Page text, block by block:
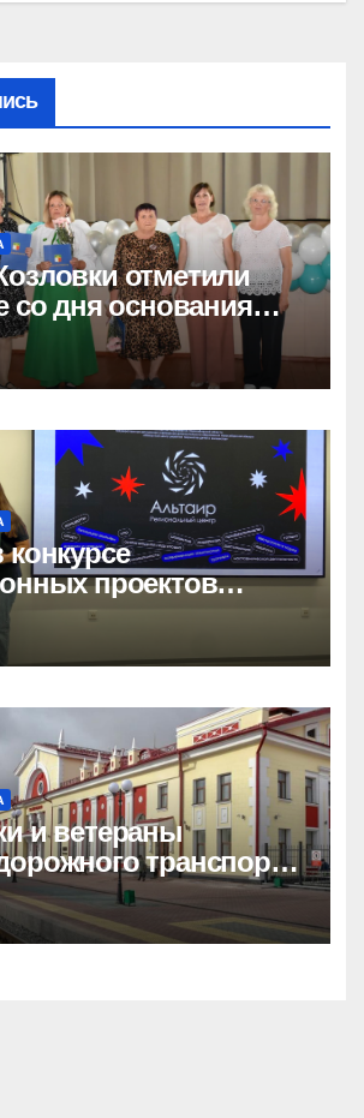
отметили
со дня основания
проектов
школьница из
и ветераны
транспорта
округа принимают